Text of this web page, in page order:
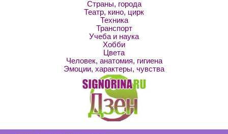
Страны, города
Театр, кино, цирк
Техника
Транспорт
Учеба и наука
Хобби
Цвета
Человек, анатомия, гигиена
Эмоции, характеры, чувства